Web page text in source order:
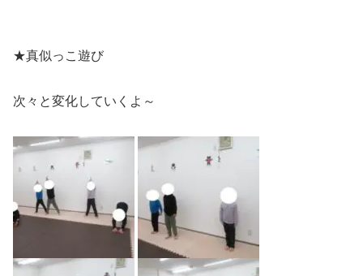
★真似っこ遊び
次々と変化していくよ～